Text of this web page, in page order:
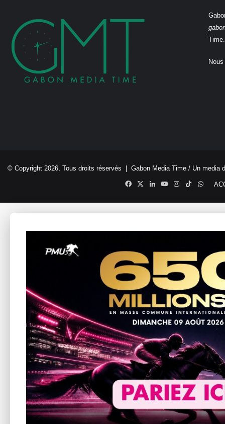
Time.
© Copyright 2026, Tous droits réservés | Gabon Media Time / Un media
Facebook
X LinkedinYouTubeInstagram
TikTok